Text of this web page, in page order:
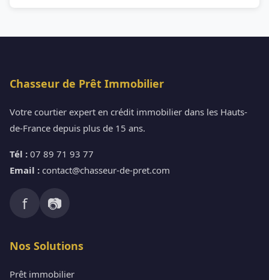
Chasseur de Prêt Immobilier
Votre courtier expert en crédit immobilier dans les Hauts-
de-France depuis plus de 15 ans.
Tél : 07 89 71 93 77
Email : contact@chasseur-de-pret.com
f 📷
Nos Solutions
Prêt immobilier